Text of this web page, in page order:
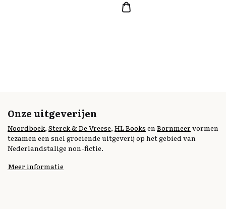
Onze uitgeverijen
Noordboek, Sterck & De Vreese, HL Books en Bornmeervormen
tezamen een snel groeiende uitgeverij op het gebied van
Nederlandstalige non-fictie.
Meer informatie